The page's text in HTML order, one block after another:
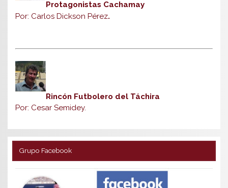
Protagonistas Cachamay
Por: Carlos Dickson Pérez.
Rincón Futbolero del Táchira
Por: Cesar Semidey.
Grupo Facebook